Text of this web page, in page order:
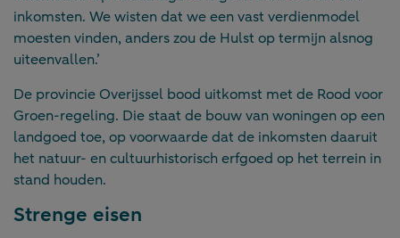
inkomsten. We wisten dat we een vast verdienmodel
moesten vinden, anders zou de Hulst op termijn alsnog
uiteenvallen.’
De provincie Overijssel bood uitkomst met de Rood voor
Groen-regeling. Die staat de bouw van woningen op een
landgoed toe, op voorwaarde dat de inkomsten daaruit
het natuur- en cultuurhistorisch erfgoed op het terrein in
stand houden.
Strenge eisen